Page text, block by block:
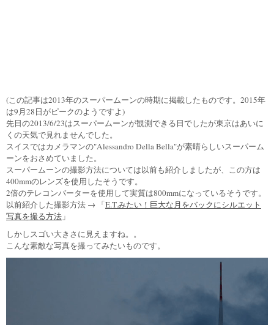
(この記事は2013年のスーパームーンの時期に掲載したものです。2015年
は9月28日がピークのようですよ)
先日の2013/6/23はスーパームーンが観測できる日でしたが東京はあいに
くの天気で見れませんでした。
スイスではカメラマンの"Alessandro Della Bella"が素晴らしいスーパーム
ーンをおさめていました。
スーパームーンの撮影方法については以前も紹介しましたが、この方は
400mmのレンズを使用したそうです。
2倍のテレコンバーターを使用して実質は800mmになっているそうです。
以前紹介した撮影方法 → 「E.T.みたい！巨大な月をバックにシルエット
写真を撮る方法 」
しかしスゴい大きさに見えますね。。
こんな素敵な写真を撮ってみたいものです。